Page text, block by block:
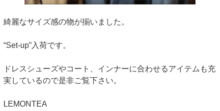
綺麗なサイズ感の物が揃いました。
“Set-up”入荷です。
ドレスシューズやコート、インナーに合わせるアイテムも充
実しているので是非ご覧下さい。
LEMONTEA